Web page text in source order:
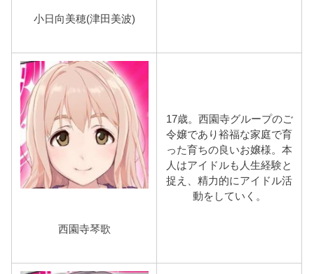
小日向美穂(津田美波)
西園寺琴歌
17歳。西園寺グループのご
令嬢であり裕福な家庭で育
った育ちの良いお嬢様。本
人はアイドルも人生経験と
捉え、精力的にアイドル活
動をしていく。